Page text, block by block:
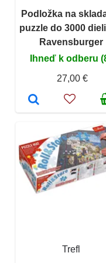
Podložka na
puzzle do 3000
Ravensburger
Ihneď k odberu
27,00 €
Trefl